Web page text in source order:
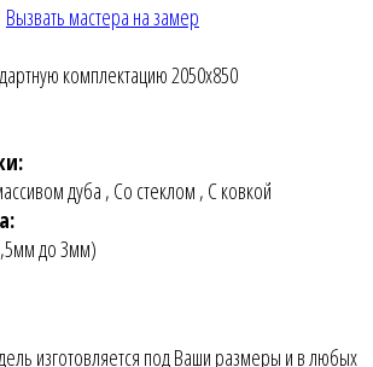
Вызвать мастера на замер
комплектацию 2050х850
дуба , Со стеклом , С ковкой
до 3мм)
изготовляется под Ваши размеры и в любых